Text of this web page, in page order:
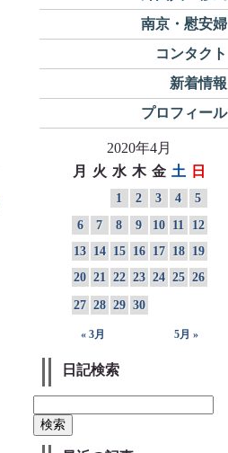
南京・慰安婦
コンタクト
新着情報
プロフィール
2020年4月
月 火 水 木 金 土 日
« 3月 5月 »
1 2 3 4
5
6
7 8 9 10 11
12
13 14 15 16 17 18
19
20 21 22 23 24 25 26
27 28 29 30
日記検索